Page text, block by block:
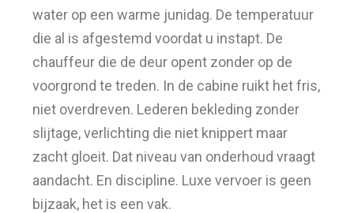
water op een warme junidag. De temperatuur
die al is afgestemd voordat u instapt. De
chauffeur die de deur opent zonder op de
voorgrond te treden. In de cabine ruikt het fris,
niet overdreven. Lederen bekleding zonder
slijtage, verlichting die niet knippert maar
zacht gloeit. Dat niveau van onderhoud vraagt
aandacht. En discipline. Luxe vervoer is geen
bijzaak, het is een vak.